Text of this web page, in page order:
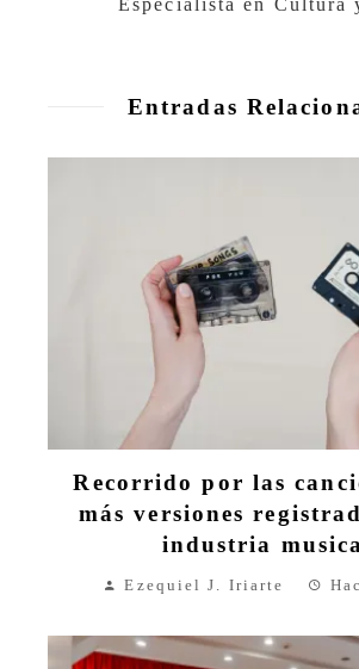
Especialista en Cultura
Entradas
Recorrido por las
más versiones
industria
Ezequiel J. Iriarte